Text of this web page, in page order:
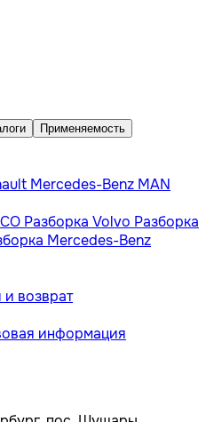
Применяемость
Mercedes-Benz MAN
Разборка Volvo Разборка
Mercedes-Benz
и возврат
информация